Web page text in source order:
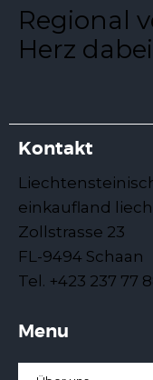
Regional
Herz
Kontakt
einkaufland
Zollstrasse 23
FL-9494 Schaan
Tel. +423 237 77
Menu